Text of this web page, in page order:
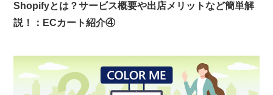
Shopifyとは？サービス概要や出店メリットなど簡単解
説！：ECカート紹介④